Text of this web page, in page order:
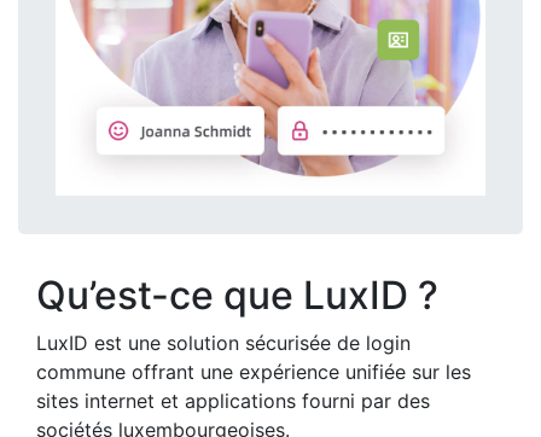
Qu’est-ce que LuxID ?
LuxID est une solution sécurisée de login
commune offrant une expérience unifiée sur les
sites internet et applications fourni par des
sociétés luxembourgeoises.
Cookies internes
Fermer